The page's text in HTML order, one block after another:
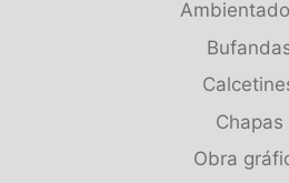
Chapas
Obra